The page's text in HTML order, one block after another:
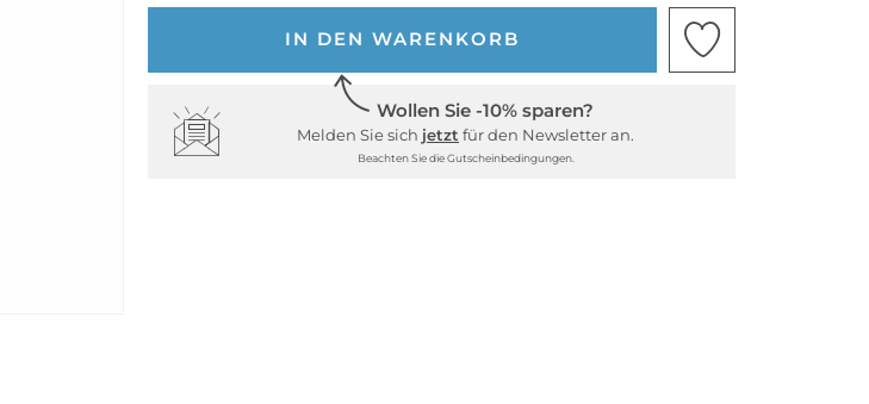
IN DEN WARENKORB
Wollen Sie -10% sparen?
Melden Sie sich jetzt für den Newsletter an.
Beachten Sie die Gutscheinbedingungen.